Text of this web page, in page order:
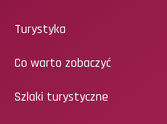
Turystyka
Co warto zobaczyć
Szlaki turystyczne